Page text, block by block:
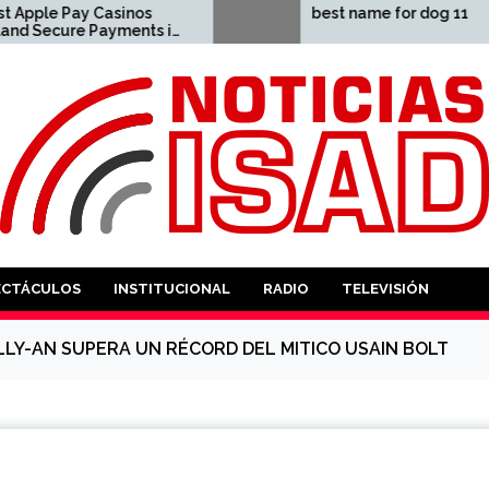
in
pay
best name for dog 11
INSTITUCIONAL RADIO TELEVISIÓN
AN SUPERA UN RÉCORD DEL MITICO USAIN BOLT